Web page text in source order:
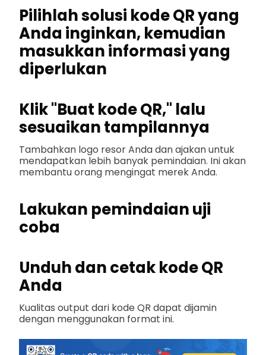
Pilihlah solusi kode QR yang
Anda inginkan, kemudian
masukkan informasi yang
diperlukan
Klik "Buat kode QR," lalu
sesuaikan tampilannya
Tambahkan logo resor Anda dan ajakan untuk
mendapatkan lebih banyak pemindaian. Ini akan
membantu orang mengingat merek Anda.
Lakukan pemindaian uji
coba
Unduh dan cetak kode QR
Anda
Kualitas output dari kode QR dapat dijamin
dengan menggunakan format ini.